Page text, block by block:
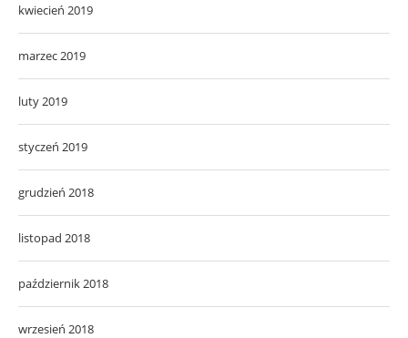
kwiecień 2019
marzec 2019
luty 2019
styczeń 2019
grudzień 2018
listopad 2018
październik 2018
wrzesień 2018